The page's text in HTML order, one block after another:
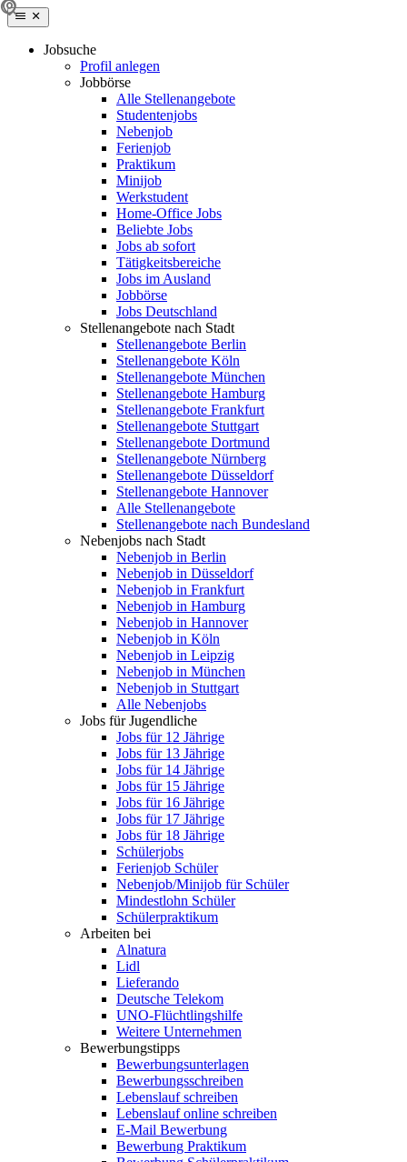
Jobsuche
Profil anlegen
Jobbörse
Alle Stellenangebote
Studentenjobs
Nebenjob
Ferienjob
Praktikum
Minijob
Werkstudent
Home-Office Jobs
Beliebte Jobs
Jobs ab sofort
Tätigkeitsbereiche
Jobs im Ausland
Jobbörse
Jobs Deutschland
Stellenangebote nach Stadt
Stellenangebote Berlin
Stellenangebote Köln
Stellenangebote München
Stellenangebote Hamburg
Stellenangebote Frankfurt
Stellenangebote Stuttgart
Stellenangebote Dortmund
Stellenangebote Nürnberg
Stellenangebote Düsseldorf
Stellenangebote Hannover
Alle Stellenangebote
Stellenangebote nach Bundesland
Nebenjobs nach Stadt
Nebenjob in Berlin
Nebenjob in Düsseldorf
Nebenjob in Frankfurt
Nebenjob in Hamburg
Nebenjob in Hannover
Nebenjob in Köln
Nebenjob in Leipzig
Nebenjob in München
Nebenjob in Stuttgart
Alle Nebenjobs
Jobs für Jugendliche
Jobs für 12 Jährige
Jobs für 13 Jährige
Jobs für 14 Jährige
Jobs für 15 Jährige
Jobs für 16 Jährige
Jobs für 17 Jährige
Jobs für 18 Jährige
Schülerjobs
Ferienjob Schüler
Nebenjob/Minijob für Schüler
Mindestlohn Schüler
Schülerpraktikum
Arbeiten bei
Alnatura
Lidl
Lieferando
Deutsche Telekom
UNO-Flüchtlingshilfe
Weitere Unternehmen
Bewerbungstipps
Bewerbungsunterlagen
Bewerbungsschreiben
Lebenslauf schreiben
Lebenslauf online schreiben
E-Mail Bewerbung
Bewerbung Praktikum